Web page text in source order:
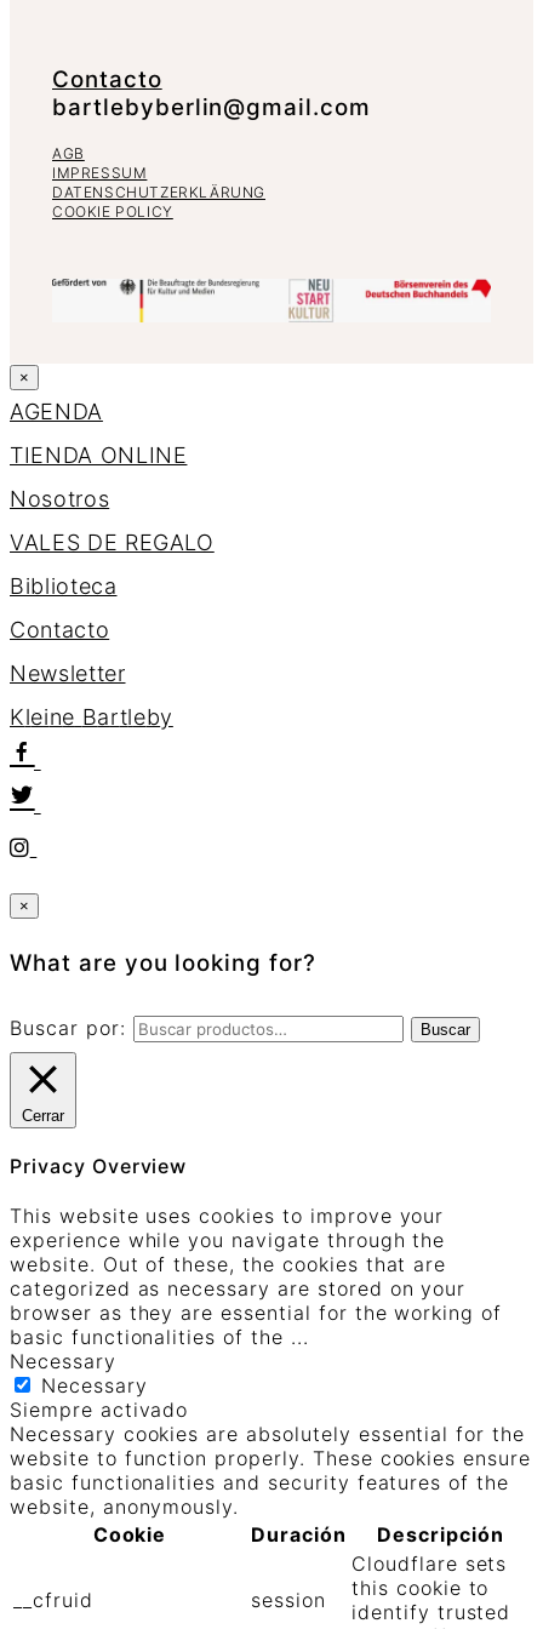
Contacto
bartlebyberlin@gmail.com
AGB
IMPRESSUM
DATENSCHUTZERKLÄRUNG
COOKIE POLICY
×
AGENDA
TIENDA ONLINE
Nosotros
VALES DE REGALO
Biblioteca
Contacto
Newsletter
Kleine Bartleby
×
What are you looking for?
Buscar por: Buscar
Cerrar
Privacy Overview
This website uses cookies to improve your
experience while you navigate through the
website. Out of these, the cookies that are
categorized as necessary are stored on your
browser as they are essential for the working of
basic functionalities of the ...
Necessary
Necessary
Siempre activado
Necessary cookies are absolutely essential for the
website to function properly. These cookies ensure
basic functionalities and security features of the
website, anonymously.
Cookie
Duración Descripción
__cfruid session
Cloudflare sets
this cookie to
identify trusted